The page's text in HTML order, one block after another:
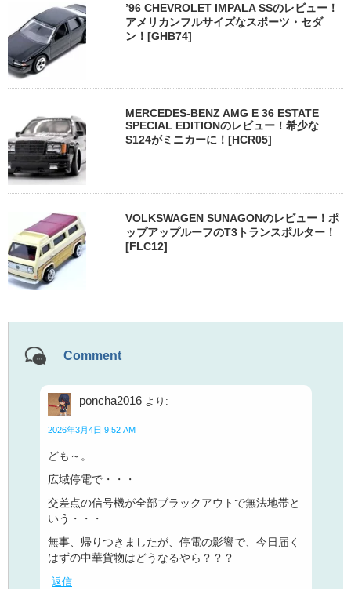
’96 CHEVROLET IMPALA SSのレビュー！
アメリカンフルサイズなスポーツ・セダ
ン！[GHB74]
MERCEDES-BENZ AMG E 36 ESTATE
SPECIAL EDITIONのレビュー！希少な
S124がミニカーに！[HCR05]
VOLKSWAGEN SUNAGONのレビュー！ポ
ップアップルーフのT3トランスポルター！
[FLC12]
Comment
poncha2016 より:
2026年3月4日 9:52 AM
ども～。
広域停電で・・・
交差点の信号機が全部ブラックアウトで無法地帯と
いう・・・
無事、帰りつきましたが、停電の影響で、今日届く
はずの中華貨物はどうなるやら？？？
返信